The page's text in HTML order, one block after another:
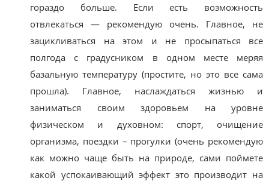
гораздо больше. Если есть возможность
отвлекаться — рекомендую очень. Главное, не
зацикливаться на этом и не просыпаться все
полгода с градусником в одном месте меряя
базальную температуру (простите, но это все сама
прошла). Главное, наслаждаться жизнью и
заниматься своим здоровьем на уровне
физическом и духовном: спорт, очищение
организма, поездки – прогулки (очень рекомендую
как можно чаще быть на природе, сами поймете
какой успокаивающий эффект это производит на